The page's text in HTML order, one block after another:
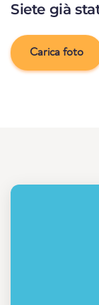
Siete già
Carica foto